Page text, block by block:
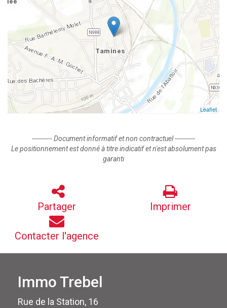
Leaflet
---------- Document informatif et non contractuel ----------
Le positionnement est donné à titre indicatif et n'est absolument pas
garanti
Partager Imprimer
Contacter l'agence
Immo Trebel
Rue de la Station, 16